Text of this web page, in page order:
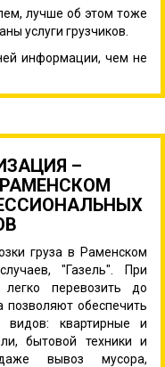
лучше об этом тоже
услуги грузчиков.
информации, чем не
–
груза в Раменском
"Газель". При
перевозить до
позволяют обеспечить
видов: квартирные и
бытовой техники и
вывоз мусора,